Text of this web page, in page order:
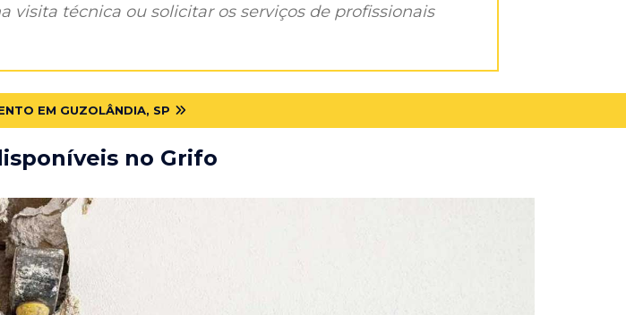
visita técnica ou solicitar os serviços de profissionais
EM GUZOLÂNDIA, SP
no Grifo